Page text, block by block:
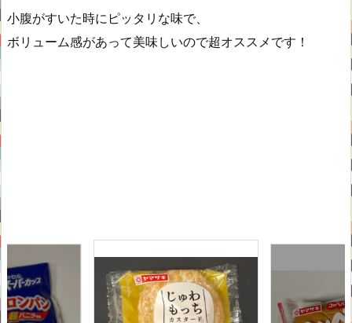
小腹がすいた時にピッタリな味で、
ボリューム感があって美味しいので超オススメです！